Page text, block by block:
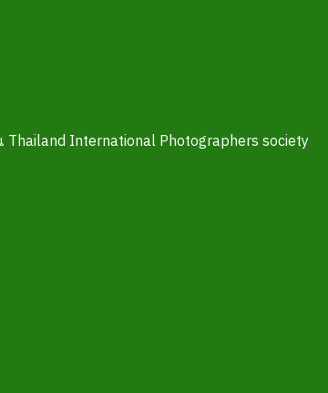
International Photographers society